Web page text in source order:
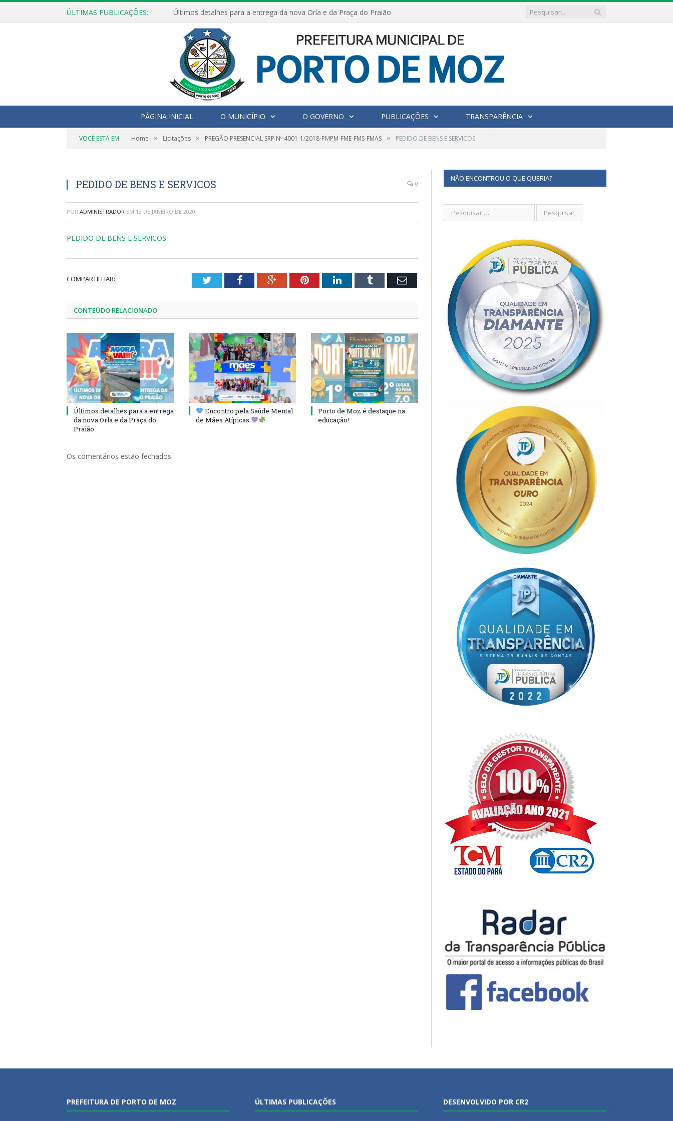
ÚLTIMAS PUBLICAÇÕES: Últimos detalhes para a entrega da nova Orla e da Praça do Praião
PÁGINA INICIAL O MUNICÍPIO O GOVERNO PUBLICAÇÕES TRANSPARÊNCIA
VOCÊ ESTÁ EM: Home » Licitações » PREGÃO PRESENCIAL SRP Nº 4001-1/2018-PMPM-FME-FMS-FMAS » PEDIDO DE BENS E SERVICOS
PEDIDO DE BENS E SERVICOS 0
POR ADMINISTRADOR EM 13 DE JANEIRO DE 2020
PEDIDO DE BENS E SERVICOS
COMPARTILHAR: TwitterFacebookGoogle+PinterestLinkedInTumblr Email
CONTEÚDO RELACIONADO
Últimos detalhes para a entrega
da nova Orla e da Praça do
Praião
Encontro pela Saúde Mental
de Mães Atípicas
Porto de Moz é destaque na
educação!
Os comentários estão fechados.
NÃO ENCONTROU O QUE QUERIA?
PREFEITURA DE PORTO DE MOZ ÚLTIMAS PUBLICAÇÕES DESENVOLVIDO POR CR2